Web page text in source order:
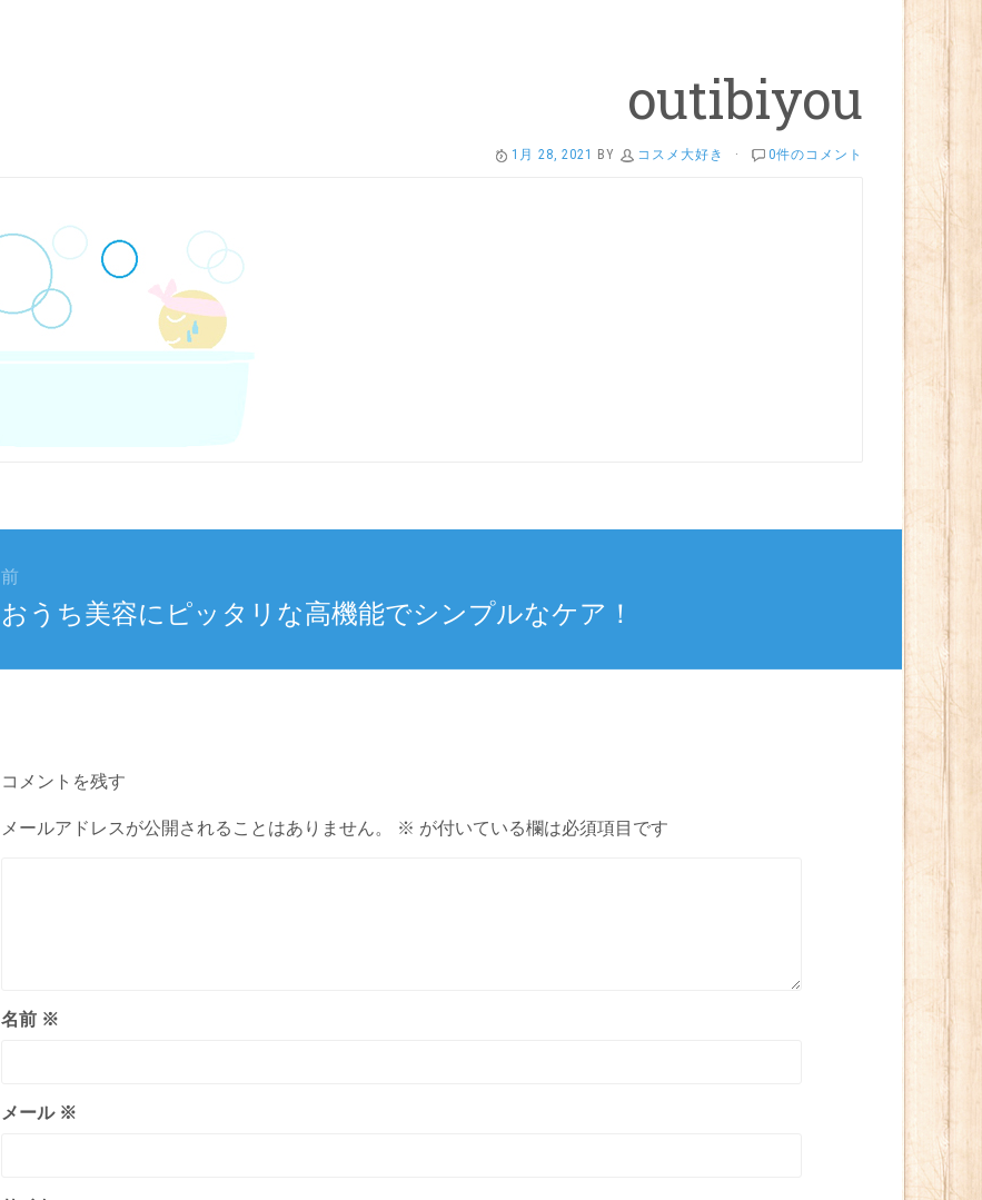
outibiyou
1月 28, 2021 BY コスメ大好き · 0件のコメント
前
前
の
おうち美容にピッタリな高機能でシンプルなケア！
コメントを残す
メールアドレスが公開されることはありません。 ※ が付いている欄は必須項目です
名前 ※
メール ※